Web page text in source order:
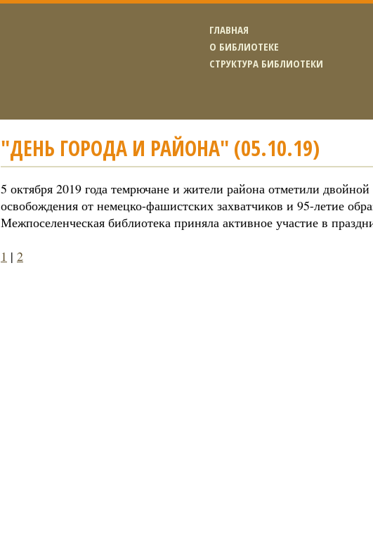
ГЛАВНАЯ
О БИБЛИОТЕКЕ
СТРУКТУРА БИБЛИОТЕКИ
"ДЕНЬ ГОРОДА И РАЙОНА" (05.10.19)
5 октября 2019 года темрючане и жители района отметили
освобождения от немецко-фашистских захватчиков и 95-летие
Межпоселенческая библиотека приняла активное участие в
1 | 2